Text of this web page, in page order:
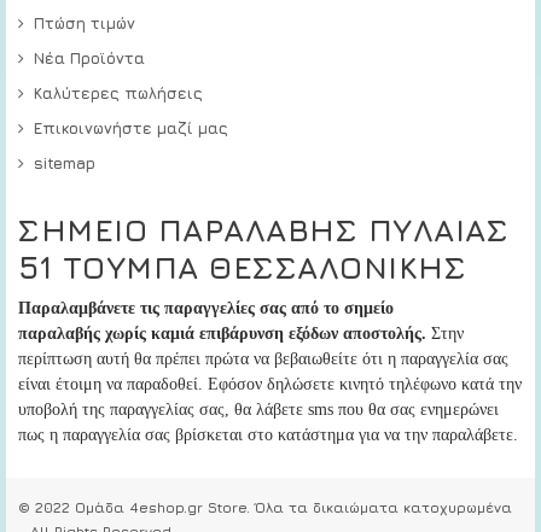
Πτώση τιμών
Νέα Προϊόντα
Καλύτερες πωλήσεις
Επικοινωνήστε μαζί μας
sitemap
ΣΗΜΕΙΟ ΠΑΡΑΛΑΒΗΣ ΠΥΛΑΙΑΣ
51 ΤΟΥΜΠΑ ΘΕΣΣΑΛΟΝΙΚΗΣ
Παραλαμβάνετε τις παραγγελίες σας από το σημείο
παραλαβής χωρίς καμιά επιβάρυνση εξόδων αποστολής. Στην
περίπτωση αυτή θα πρέπει πρώτα να βεβαιωθείτε ότι η παραγγελία σας
είναι έτοιμη να παραδοθεί. Εφόσον δηλώσετε κινητό τηλέφωνο κατά την
υποβολή της παραγγελίας σας, θα λάβετε sms που θα σας ενημερώνει
πως η παραγγελία σας βρίσκεται στο κατάστημα για να την παραλάβετε.
© 2022 Ομάδα 4eshop.gr Store. Όλα τα δικαιώματα κατοχυρωμένα